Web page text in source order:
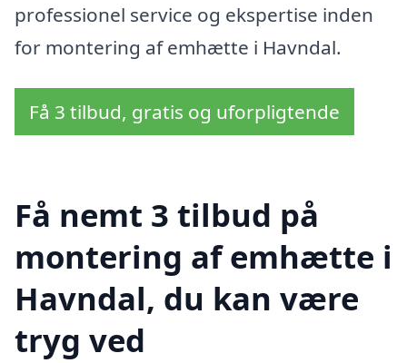
professionel service og ekspertise inden
for montering af emhætte i Havndal.
Få 3 tilbud, gratis og uforpligtende
Få nemt 3 tilbud på
montering af emhætte i
Havndal, du kan være
tryg ved